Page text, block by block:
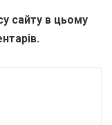
сайту в цьому